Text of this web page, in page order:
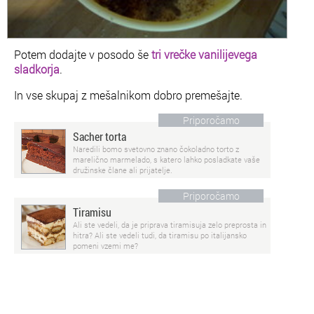
Potem dodajte v posodo šetri vrečke vanilijevega
sladkorja.
In vse skupaj z mešalnikom dobro premešajte.
Priporočamo
Sacher torta
Naredili bomo svetovno znano čokoladno torto z
marelično marmelado, s katero lahko posladkate vaše
družinske člane ali prijatelje.
Priporočamo
Tiramisu
Ali ste vedeli, da je priprava tiramisuja zelo preprosta in
hitra? Ali ste vedeli tudi, da tiramisu po italijansko
pomeni vzemi me?